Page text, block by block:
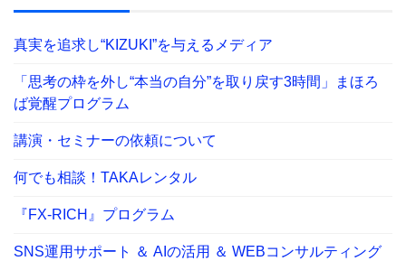
真実を追求し“KIZUKI”を与えるメディア
「思考の枠を外し“本当の自分”を取り戻す3時間」まほろ
ば覚醒プログラム
講演・セミナーの依頼について
何でも相談！TAKAレンタル
『FX-RICH』プログラム
SNS運用サポート ＆ AIの活用 ＆ WEBコンサルティング